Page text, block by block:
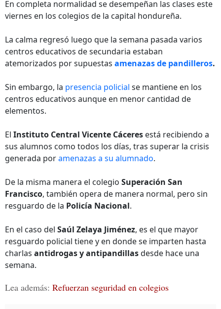
En completa normalidad se desempeñan las clases este
viernes en los colegios de la capital hondureña.
La calma regresó luego que la semana pasada varios
centros educativos de secundaria estaban
atemorizados por supuestas amenazas de pandilleros.
Sin embargo, la presencia policial se mantiene en los
centros educativos aunque en menor cantidad de
elementos.
El Instituto Central Vicente Cáceres está recibiendo a
sus alumnos como todos los días, tras superar la crisis
generada poramenazas a su alumnado.
De la misma manera el colegio Superación San
Francisco, también opera de manera normal, pero sin
resguardo de la Policía Nacional.
En el caso del Saúl Zelaya Jiménez, es el que mayor
resguardo policial tiene y en donde se imparten hasta
charlas antidrogas y antipandillasdesde hace una
semana.
Lea además: Refuerzan seguridad en colegios